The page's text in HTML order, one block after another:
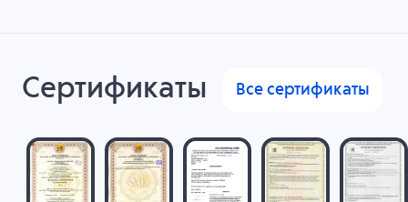
Сертификаты Все сертификаты